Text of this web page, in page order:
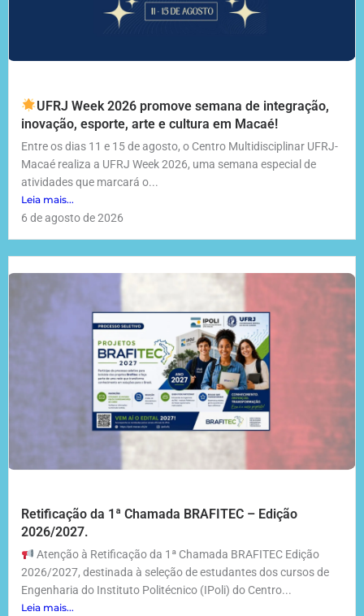
UFRJ Week 2026 promove semana de integração,
inovação, esporte, arte e cultura em Macaé!
Entre os dias 11 e 15 de agosto, o Centro Multidisciplinar UFRJ-
Macaé realiza a UFRJ Week 2026, uma semana especial de
atividades que marcará o...
Leia mais...
6 de agosto de 2026
Retificação da 1ª Chamada BRAFITEC – Edição
2026/2027.
Atenção à Retificação da 1ª Chamada BRAFITEC Edição
2026/2027, destinada à seleção de estudantes dos cursos de
Engenharia do Instituto Politécnico (IPoli) do Centro...
Leia mais...